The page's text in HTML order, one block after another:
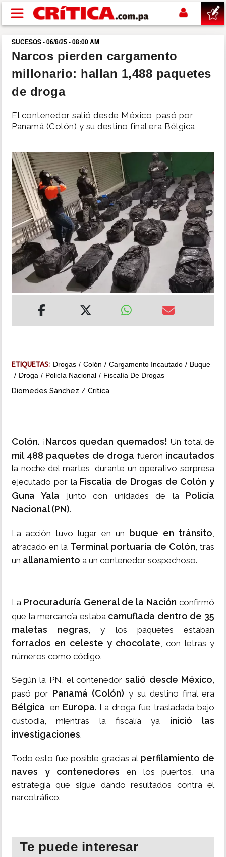
Pasar al contenido principal
buscar
SUCESOS
POLÍTICA
SHOW
DEPORTES
MUNDO
INSÓLITAS
MULTIMEDIA
SUCESOS - 06/8/25 - 08:00 AM
Narcos pierden cargamento
millonario: hallan 1,488 paquetes
de droga
El contenedor salió desde México, pasó por
Panamá (Colón) y su destino final era Bélgica
ETIQUETAS: Drogas Colón Cargamento Incautado
Buque
Droga
Policía Nacional Fiscalía De Drogas
Diomedes Sánchez / Crítica
Colón. ¡Narcos quedan quemados! Un total de
mil 488 paquetes de droga fueron incautados
la noche del martes, durante un operativo sorpresa
ejecutado por la Fiscalía de Drogas de Colón y
Guna Yala junto con unidades de la Policía
Nacional (PN).
La acción tuvo lugar en un buque en tránsito,
atracado en la Terminal portuaria de Colón, tras
un allanamiento a un contenedor sospechoso.
La Procuraduría General de la Nación confirmó
que la mercancía estaba camuflada dentro de 35
maletas negras, y los paquetes estaban
forrados en celeste y chocolate, con letras y
números como código.
Según la PN, el contenedorsalió desde México,
pasó por Panamá (Colón) y su destino final era
Bélgica, en Europa. La droga fue trasladada bajo
custodia, mientras la fiscalía ya inició las
investigaciones.
Todo esto fue posible gracias al perfilamiento de
naves y contenedores en los puertos, una
estrategia que sigue dando resultados contra el
narcotráfico.
Te puede interesar